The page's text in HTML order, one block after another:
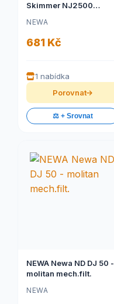
Skimmer NJ2500
NEWA
681 Kč
1 nabídka
Porovnat
⚖️ + Srovnat
NEWA Newa ND DJ 50 -
molitan mech.filt.
NEWA